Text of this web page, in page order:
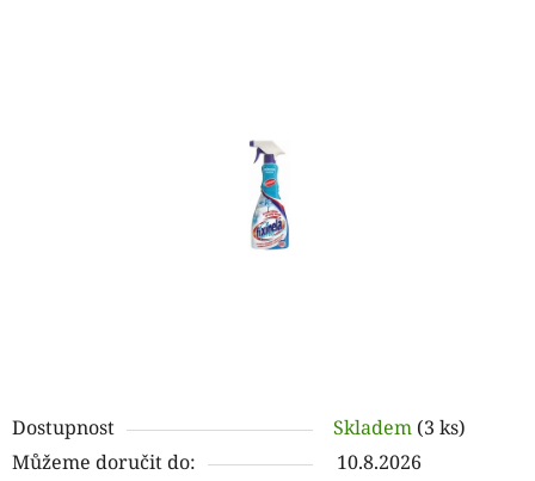
Dostupnost Skladem (3 ks)
Můžeme doručit do:
10.8.2026